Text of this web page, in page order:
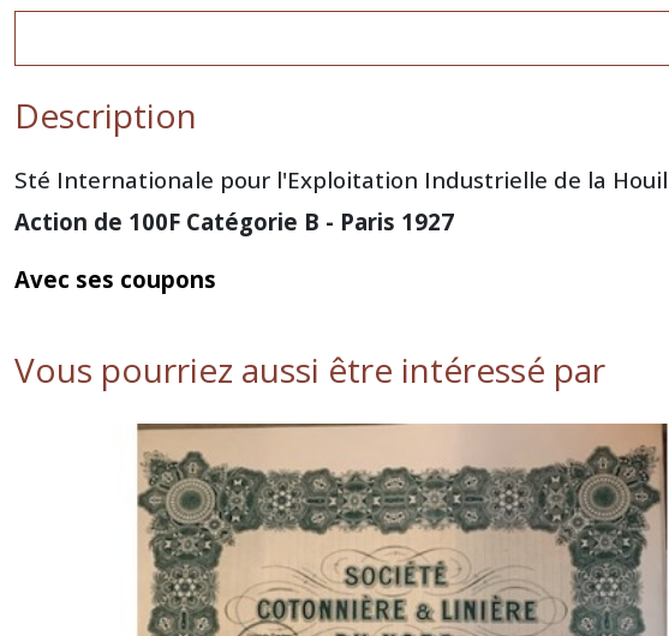
Description
Sté Internationale pour l'Exploitation Industrielle de la
Action de 100F Catégorie B - Paris 1927
Avec ses coupons
Vous pourriez aussi être intéressé par